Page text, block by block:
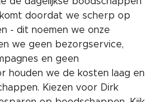
doordat we scherp op
- dit noemen we onze
we geen bezorgservice,
en geen
houden we de kosten laag en
Kiezen voor Dirk